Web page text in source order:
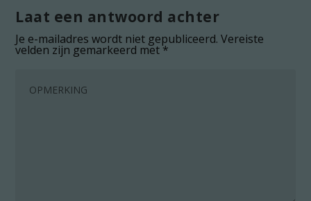
Laat een antwoord achter
Je e-mailadres wordt niet gepubliceerd. Vereiste
velden zijn gemarkeerd met*